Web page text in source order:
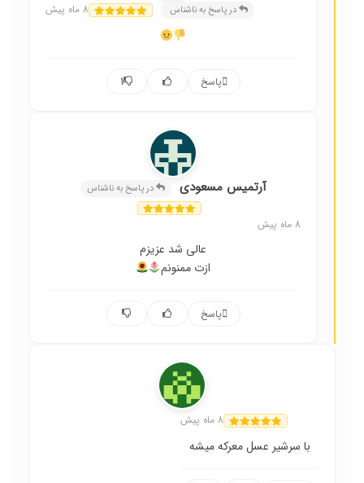
در پاسخ به ناشناس 8 ماه پیش
پاسخ 1
آرتمیس مسعودی در پاسخ به ناشناس
8 ماه پیش
عالی شد عزیزم
ازت ممنونم
پاسخ
8 ماه پیش
با سرشیر عسل معرکه میشه